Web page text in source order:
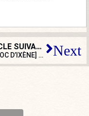
ARTICLE SUIVANT
[LE CROC D’IXÈNE] Le gouvernement crée un observatoire de la crise Next